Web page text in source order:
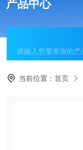
产品中心
当前位置：首页